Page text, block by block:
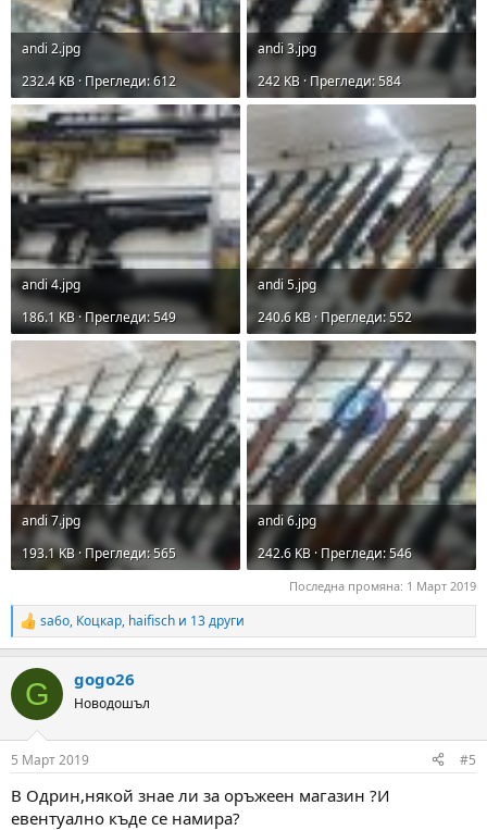
andi 2.jpg
232.4 KB · Прегледи: 612
andi 3.jpg
242 KB · Прегледи: 584
andi 4.jpg
186.1 KB · Прегледи: 549
andi 5.jpg
240.6 KB · Прегледи: 552
andi 7.jpg
193.1 KB · Прегледи: 565
andi 6.jpg
242.6 KB · Прегледи: 546
Последна промяна: 1 Март 2019
R
e
c
i
s
sa6o, Коцкар, haifisch и 13 други
G gogo26
Новодошъл
5 Март 2019 #5
В Одрин,някой знае ли за оръжеен магазин ?И
евентуално къде се намира?